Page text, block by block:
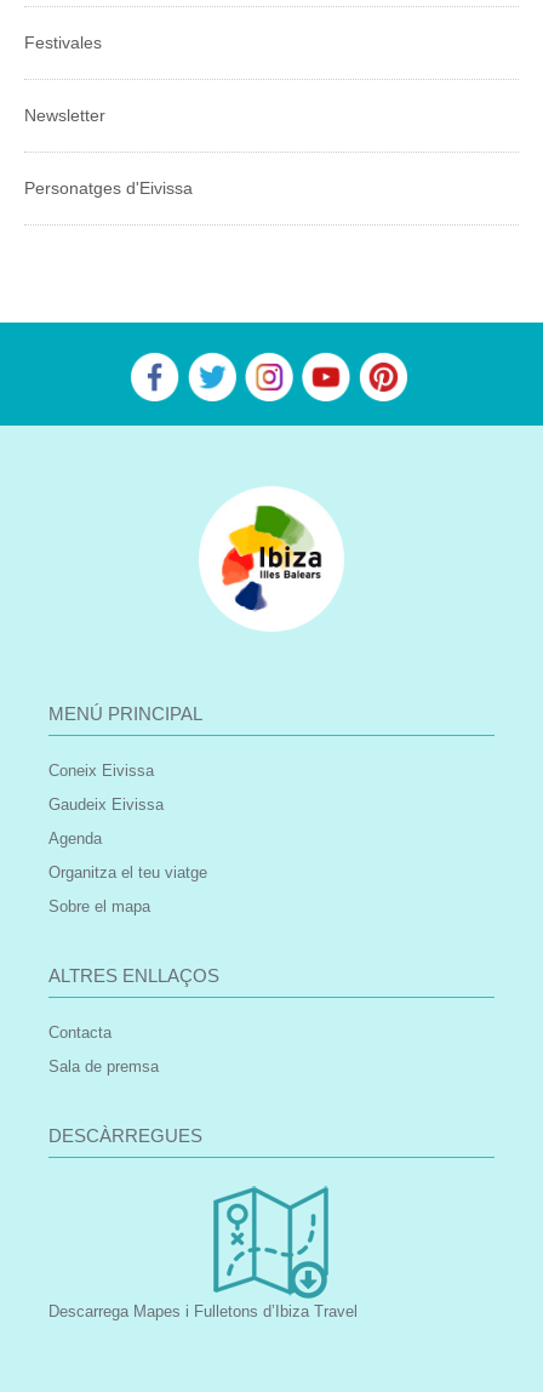
Festivales
Newsletter
Personatges d'Eivissa
MENÚ PRINCIPAL
Coneix Eivissa
Gaudeix Eivissa
Agenda
Organitza el teu viatge
Sobre el mapa
ALTRES ENLLAÇOS
Contacta
Sala de premsa
DESCÀRREGUES
Descarrega Mapes i Fulletons d’Ibiza Travel